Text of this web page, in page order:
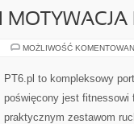
MOŻLIWOŚĆ
PT6.pl to kompleksowy
poświęcony jest fitnessowi
praktycznym zestawom